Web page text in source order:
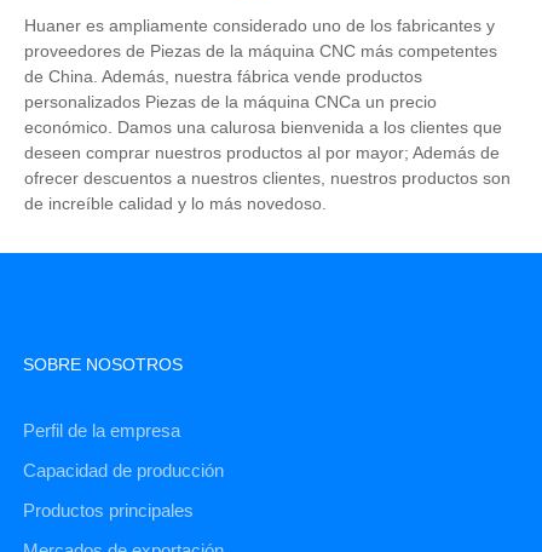
Huaner es ampliamente considerado uno de los fabricantes y
proveedores de Piezas de la máquina CNC más competentes
de China. Además, nuestra fábrica vende productos
personalizados Piezas de la máquina CNCa un precio
económico. Damos una calurosa bienvenida a los clientes que
deseen comprar nuestros productos al por mayor; Además de
ofrecer descuentos a nuestros clientes, nuestros productos son
de increíble calidad y lo más novedoso.
SOBRE NOSOTROS
Perfil de la empresa
Capacidad de producción
Productos principales